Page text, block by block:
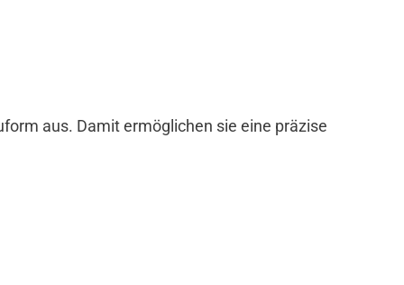
aus. Damit ermöglichen sie eine präzise